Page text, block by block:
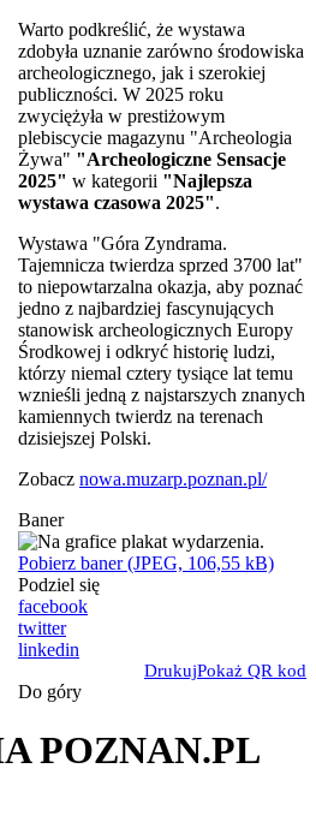
Warto podkreślić, że wystawa
zdobyła uznanie zarówno środowiska
archeologicznego, jak i szerokiej
publiczności. W 2025 roku
zwyciężyła w prestiżowym
plebiscycie magazynu "Archeologia
Żywa" "Archeologiczne Sensacje
2025" w kategorii "Najlepsza
wystawa czasowa 2025".
Wystawa "Góra Zyndrama.
Tajemnicza twierdza sprzed 3700 lat"
to niepowtarzalna okazja, aby poznać
jedno z najbardziej fascynujących
stanowisk archeologicznych Europy
Środkowej i odkryć historię ludzi,
którzy niemal cztery tysiące lat temu
wznieśli jedną z najstarszych znanych
kamiennych twierdz na terenach
dzisiejszej Polski.
Zobacz nowa.muzarp.poznan.pl/
Baner
Pobierz baner (JPEG, 106,55 kB)
Podziel się
facebook
twitter
linkedin
DrukujPokaż QR kod
Do góry
POZNAN.PL